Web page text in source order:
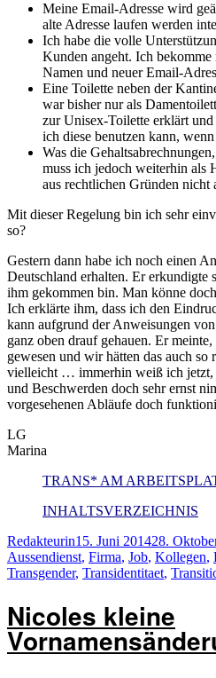
Meine Email-Adresse wird
alte Adresse laufen werden
Ich habe die volle
Kunden angeht. Ich
Namen und neuer Email-
Eine Toilette neben der
war bisher nur als
zur Unisex-Toilette erklärt und
ich diese benutzen kann,
Was die
muss ich jedoch weiterhin als
aus rechtlichen Gründen nicht
Mit dieser Regelung bin ich sehr
so?
Gestern dann habe ich noch einen
Deutschland erhalten. Er erkundigte
ihm gekommen bin. Man könne
Ich erklärte ihm, dass ich den
kann aufgrund der Anweisungen
ganz oben drauf gehauen. Er
gewesen und wir hätten das auch
vielleicht … immerhin weiß ich jetzt,
und Beschwerden doch sehr ernst
vorgesehenen Abläufe doch
LG
Marina
TRANS* AM
INHALTSVERZEICHNIS
Autor
RedakteurinVeröffentlicht
am
15. Juni 201428.
Aussendienst, Firma, Job, Kollegen,
Transgender, Transidentitaet,
Nicoles kleine